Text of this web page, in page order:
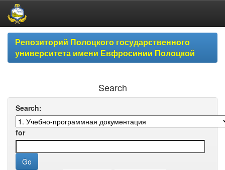
Skip
navigationРепозиторий Полоцкого государственного
университета имени Евфросинии Полоцкой
Search
Search:
for